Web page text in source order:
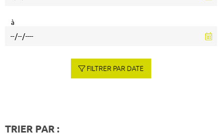
à
FILTRER PAR DATE
TRIER PAR :